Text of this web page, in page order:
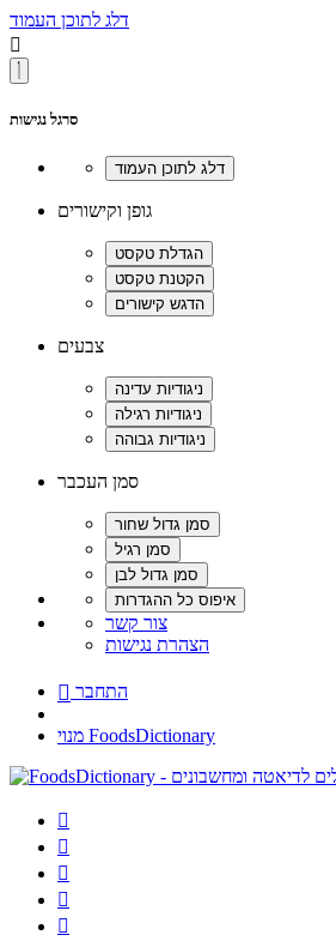
דלג לתוכן העמוד

סרגל נגישות
גופן וקישורים
צבעים
סמן העכבר
צור קשר
הצהרת נגישות
 התחבר
מנוי FoodsDictionary




